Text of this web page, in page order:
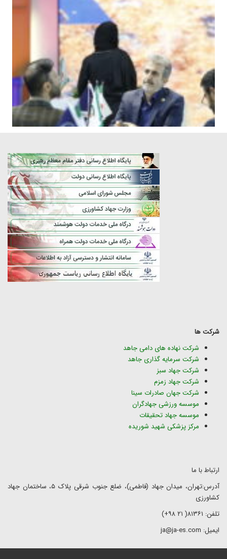
شرکت ها
شرکت نهاده های دامی جاهد
شرکت سرمایه گذاری جاهد
شرکت جهاد سبز
شرکت جهاد زمزم
شرکت جهان صادرات سینا
موسسه ورزشی جهادگران
موسسه جهاد تحقیقات
مرکز پزشکی شهید شوریده
ارتباط با ما
آدرس:تهران، میدان جهاد (فاطمی)، ضلع جنوب شرقی پلاک ۵، ساختمان جهاد
کشاورزی
تلفن: ۸۱۳۶۱( ۲۱ ۹۸+)
ایمیل: ja@ja-es.com